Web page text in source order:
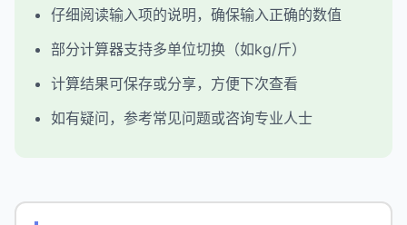
仔细阅读输入项的说明，确保输入正确的数值
部分计算器支持多单位切换（如kg/斤）
计算结果可保存或分享，方便下次查看
如有疑问，参考常见问题或咨询专业人士